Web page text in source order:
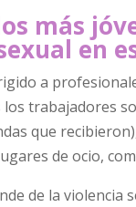
más
en
a
trabajadores
que
de ocio,
de la